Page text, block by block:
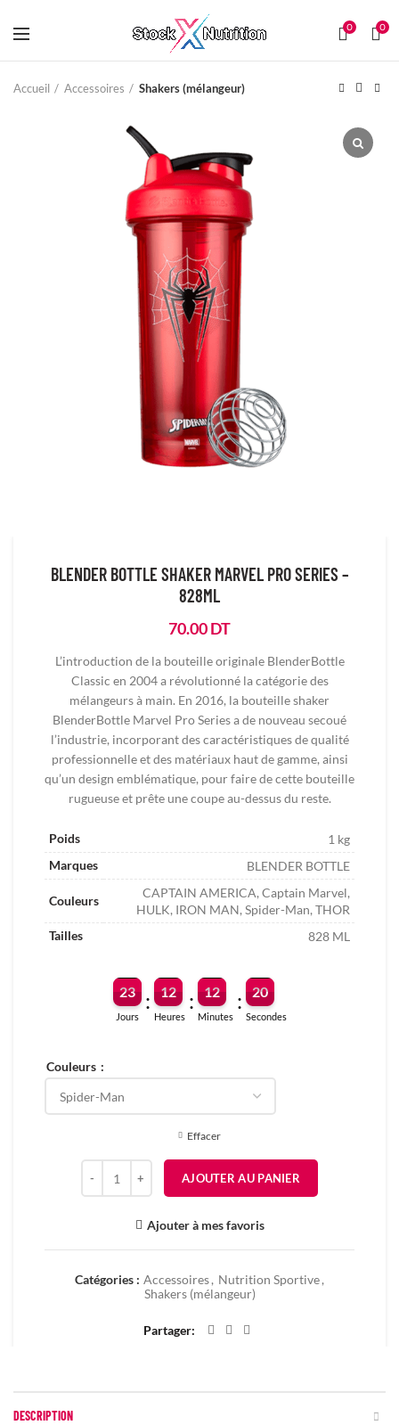
0 0
Accueil Accessoires Shakers (mélangeur)
BLENDER BOTTLE SHAKER MARVEL PRO SERIES –
828ML
70.00DT
L’introduction de la bouteille originale BlenderBottle
Classic en 2004 a révolutionné la catégorie des
mélangeurs à main. En 2016, la bouteille shaker
BlenderBottle Marvel Pro Series a de nouveau secoué
l’industrie, incorporant des caractéristiques de qualité
professionnelle et des matériaux haut de gamme, ainsi
qu’un design emblématique, pour faire de cette bouteille
rugueuse et prête une coupe au-dessus du reste.
Poids
1 kg
Marques
BLENDER BOTTLE
Couleurs
CAPTAIN AMERICA, Captain Marvel,
HULK, IRON MAN, Spider-Man, THOR
Tailles
828 ML
23
Jours
: 12
Heures
: 12
Minutes
: 19
Secondes
Couleurs
Effacer
quantité de BLENDER BOTTLE SHAKER MARVEL PRO
AJOUTER AU PANIER
Ajouter à mes favoris
Catégories : Accessoires , Nutrition Sportive ,
Shakers (mélangeur)
Partager
DESCRIPTION